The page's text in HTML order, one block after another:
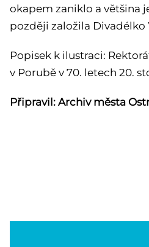
okapem zaniklo a většina
později založila Divadélko
Popisek k ilustraci:
v Porubě v 70. letech 20.
Připravil: Archiv města